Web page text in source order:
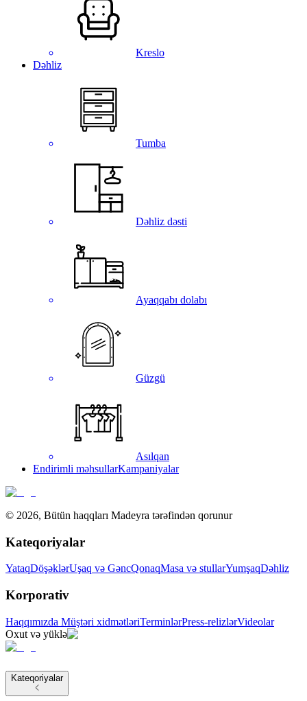
Kreslo
Dəhliz
Tumba
Dəhliz dəsti
Ayaqqabı dolabı
Güzgü
Asılqan
Endirimli məhsullarKampaniyalar
© 2026, Bütün haqqları Madeyra tərəfindən qorunur
Kateqoriyalar
YataqDöşəklərUşaq və GəncQonaqMasa və stullarYumşaqDəhliz
Korporativ
Haqqımızda Müştəri xidmətləriTerminlərPress-relizlərVideolar
Oxut və yüklə
Kateqoriyalar